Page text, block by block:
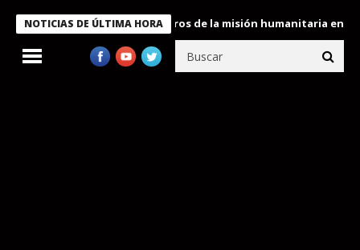
NOTICIAS DE ÚLTIMA HORA
condecora a miembros de la misión humanitaria enviada a